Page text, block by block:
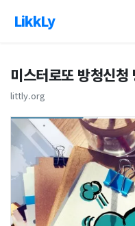
LikkLy
미스터로또 방청신청
littly.org